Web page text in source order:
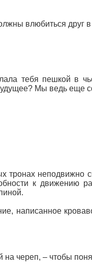
влюбиться друг в
тебя пешкой в
Мы ведь еще
тронах неподвижно
к движению
написанное
череп, – чтобы